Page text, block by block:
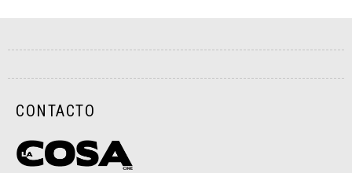
CONTACTO